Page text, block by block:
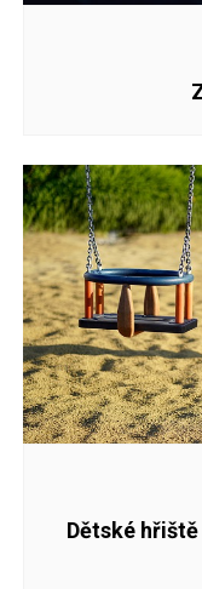
Dětské